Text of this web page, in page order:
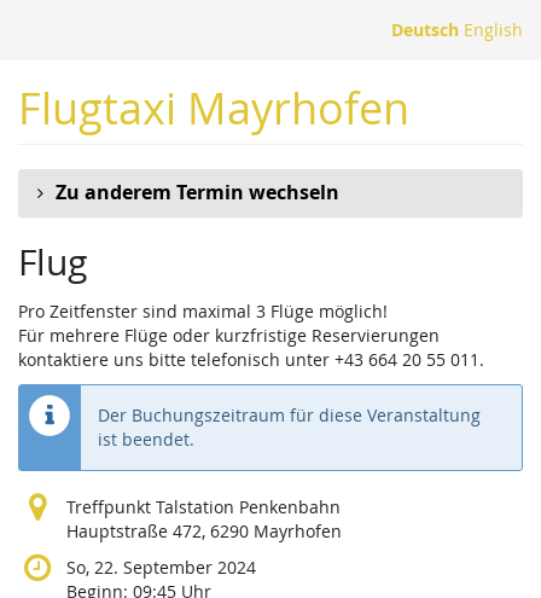
springen
Deutsch English
Flugtaxi Mayrhofen
Zu anderem Termin wechseln
Flug
Pro Zeitfenster sind maximal 3 Flüge möglich!
Für mehrere Flüge oder kurzfristige Reservierungen
kontaktiere uns bitte telefonisch unter +43 664 20 55 011.
Der Buchungszeitraum für diese Veranstaltung
ist beendet.
Treffpunkt Talstation Penkenbahn
Hauptstraße 472, 6290 Mayrhofen
So, 22. September 2024
Beginn: 09:45 Uhr